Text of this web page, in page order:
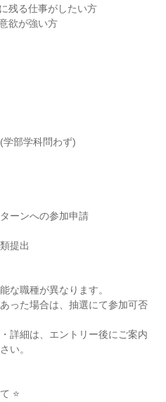
残る仕事がしたい方
欲が強い方
学部学科問わず)
ーンへの参加申請
提出
な職種が異なります。
った場合は、抽選にて参加可否
詳細は、エントリー後にご案内
い。
⭐